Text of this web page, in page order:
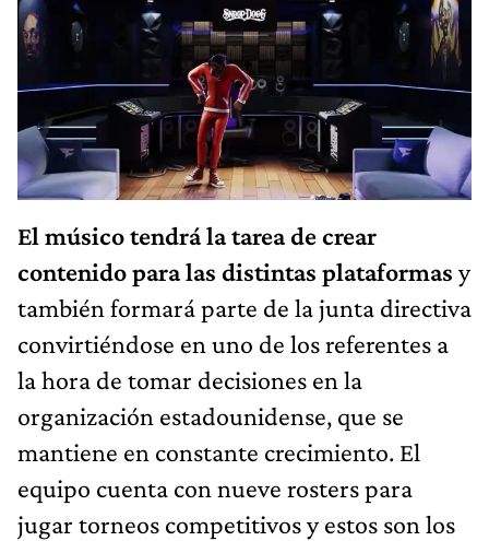
El músico tendrá la tarea de crear
contenido para las distintas plataformas y
también formará parte de la junta directiva
convirtiéndose en uno de los referentes a
la hora de tomar decisiones en la
organización estadounidense, que se
mantiene en constante crecimiento. El
equipo cuenta con nueve rosters para
jugar torneos competitivos y estos son los